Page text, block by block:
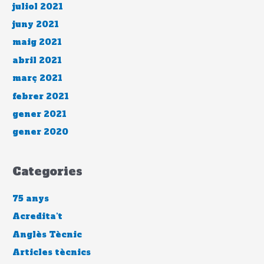
juliol 2021
juny 2021
maig 2021
abril 2021
març 2021
febrer 2021
gener 2021
gener 2020
Categories
75 anys
Acredita't
Anglès Tècnic
Articles tècnics